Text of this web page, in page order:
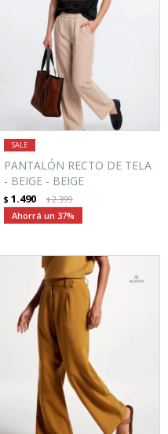
PANTALÓN RECTO DE TELA
- BEIGE - BEIGE
$ 1.490 $2.399
37